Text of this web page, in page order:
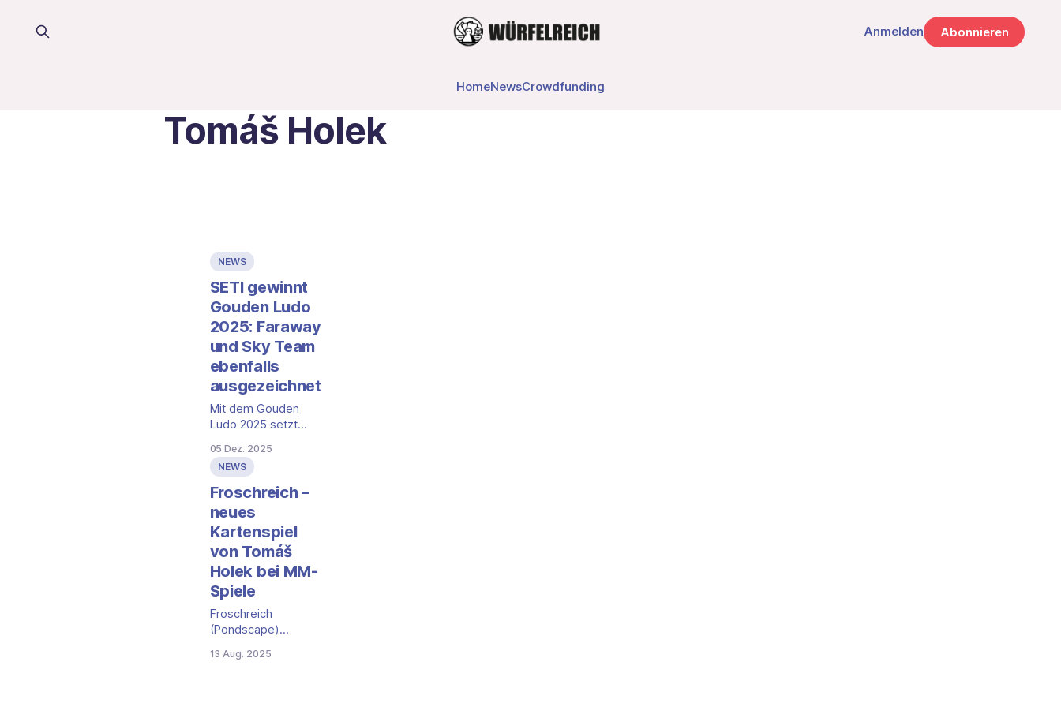
HomeNewsCrowdfunding
Anmelden Abonnieren
Tomáš Holek
NEWS
SETI gewinnt
Gouden Ludo
2025: Faraway
und Sky Team
ebenfalls
ausgezeichnet
Mit dem Gouden
Ludo 2025 setzt
außergewöhnliche
Preisserie fort. Das
Weltraum-Eurogame
holt sich den Titel
als
flämischsprachiges
Expertenspiel des
Jahres. Gleichzeitig
werden mit Faraway
und Sky Team zwei
weitere Titel
in den letzten Jahren
05 Dez. 2025
NEWS
Froschreich –
neues
Kartenspiel
von Tomáš
Holek bei MM-
Spiele
Froschreich
(Pondscape)
Autor Tomáš Holek.
13 Aug. 2025